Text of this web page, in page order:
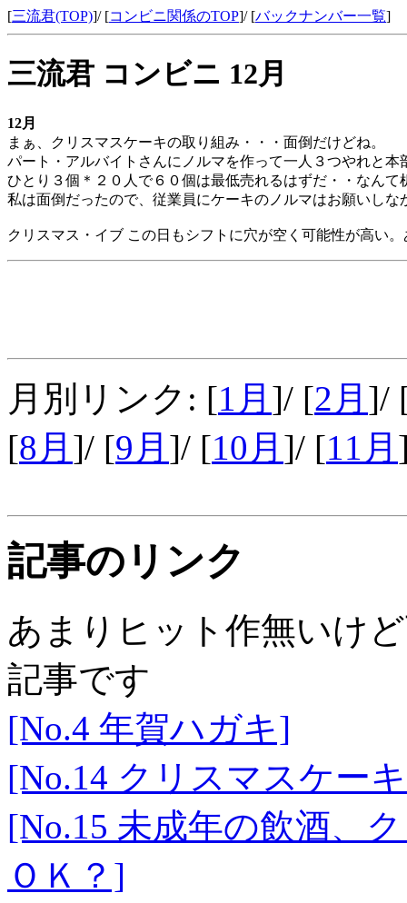
[三流君(TOP)]/ [コンビニ関係のTOP]/ [バックナンバー一覧]
三流君 コンビニ 12月
12月
まぁ、クリスマスケーキの取り組み・・・面倒だけどね。
パート・アルバイトさんにノルマを作って一人３つやれと本
ひとり３個＊２０人で６０個は最低売れるはずだ・・なんて
私は面倒だったので、従業員にケーキのノルマはお願いしな
クリスマス・イブ この日もシフトに穴が空く可能性が高い
月別リンク: [1月 ]/ [2月 ]/
[8月 ]/ [9月 ]/ [10月 ]/ [11月
記事のリンク
あまりヒット作無いけ
記事です
[No.4 年賀ハガキ]
[No.14 クリスマスケー
[No.15 未成年の飲酒、
ＯＫ？]